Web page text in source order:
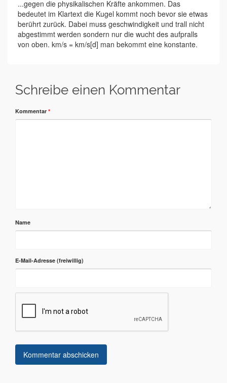
...gegen die physikalischen Kräfte ankommen. Das
bedeutet im Klartext die Kugel kommt noch bevor sie etwas
berührt zurück. Dabei muss geschwindigkeit und trall nicht
abgestimmt werden sondern nur die wucht des aufpralls
von oben. km/s = km/s[d] man bekommt eine konstante.
Schreibe einen Kommentar
Kommentar *
Name
E-Mail-Adresse